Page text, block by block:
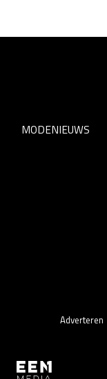
MODENIEUWS
Adverteren